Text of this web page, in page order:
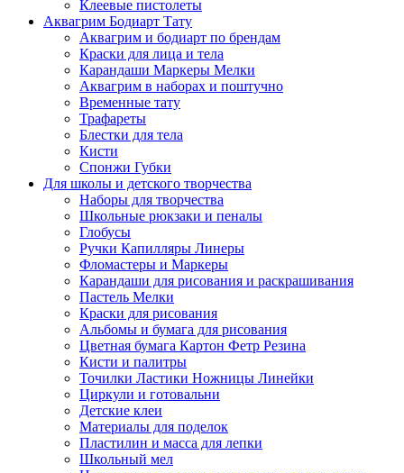
Клеевые пистолеты
Аквагрим Бодиарт Тату
Аквагрим и бодиарт по брендам
Краски для лица и тела
Карандаши Маркеры Мелки
Аквагрим в наборах и поштучно
Временные тату
Трафареты
Блестки для тела
Кисти
Спонжи Губки
Для школы и детского творчества
Наборы для творчества
Школьные рюкзаки и пеналы
Глобусы
Ручки Капилляры Линеры
Фломастеры и Маркеры
Карандаши для рисования и раскрашивания
Пастель Мелки
Краски для рисования
Альбомы и бумага для рисования
Цветная бумага Картон Фетр Резина
Кисти и палитры
Точилки Ластики Ножницы Линейки
Циркули и готовальни
Детские клеи
Материалы для поделок
Пластилин и масса для лепки
Школьный мел